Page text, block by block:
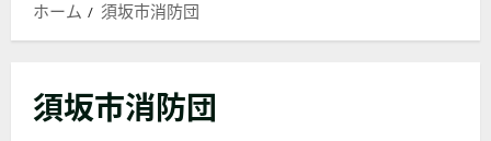
ー
ホーム 須坂市消防団
須坂市消防団